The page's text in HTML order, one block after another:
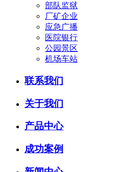
部队监狱
厂矿企业
应急广播
医院银行
公园景区
机场车站
联系我们
关于我们
产品中心
成功案例